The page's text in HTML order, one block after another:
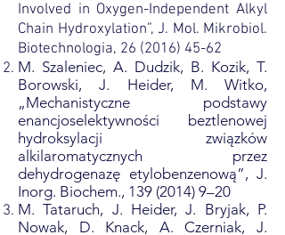
Involved in Oxygen-Independent Alkyl
Chain Hydroxylation”, J. Mol. Mikrobiol.
Biotechnologia, 26 (2016) 45-62
M. Szaleniec, A. Dudzik, B. Kozik, T.
Borowski, J. Heider, M. Witko,
„Mechanistyczne podstawy
enancjoselektywności beztlenowej
hydroksylacji związków
alkilaromatycznych przez
dehydrogenazę etylobenzenową”, J.
Inorg. Biochem., 139 (2014) 9–20​
M. Tataruch, J. Heider, J. Bryjak, P.
Nowak, D. Knack, A. Czerniak, J.